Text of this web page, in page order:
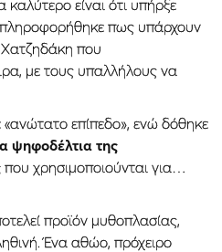
είναι ότι υπήρξε
πληροφορήθηκε πως υπάρχουν
που
με τους υπαλλήλους να
επίπεδο», ενώ δόθηκε
ψηφοδέλτια της
που χρησιμοποιούνται για…
προϊόν μυθοπλασίας,
Ένα αθώο, πρόχειρο